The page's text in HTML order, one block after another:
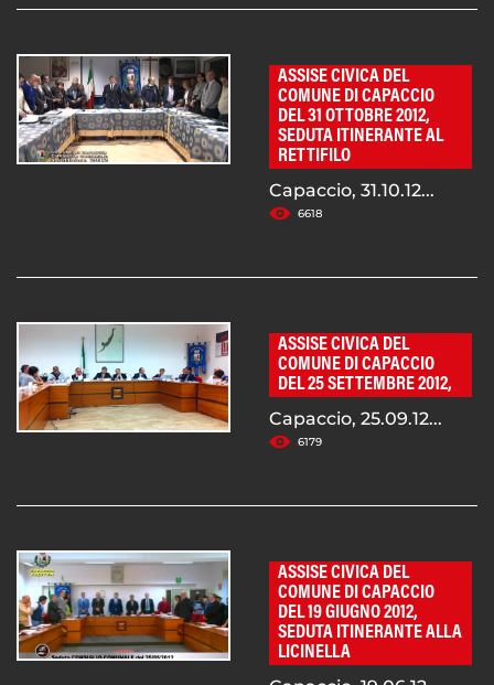
ASSISE CIVICA DEL
COMUNE DI CAPACCIO
DEL 31 OTTOBRE 2012,
SEDUTA ITINERANTE AL
RETTIFILO
Capaccio, 31.10.12...
6618
ASSISE CIVICA DEL
COMUNE DI CAPACCIO
DEL 25 SETTEMBRE 2012,
Capaccio, 25.09.12...
6179
ASSISE CIVICA DEL
COMUNE DI CAPACCIO
DEL 19 GIUGNO 2012,
SEDUTA ITINERANTE ALLA
LICINELLA